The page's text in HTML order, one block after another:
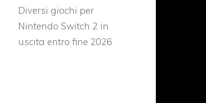
Diversi giochi per
Nintendo Switch 2 in
uscita entro fine 2026